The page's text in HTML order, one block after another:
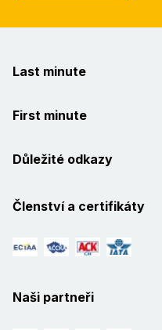
Last minute
First minute
Důležité odkazy
Členství a certifikáty
Naši partneři